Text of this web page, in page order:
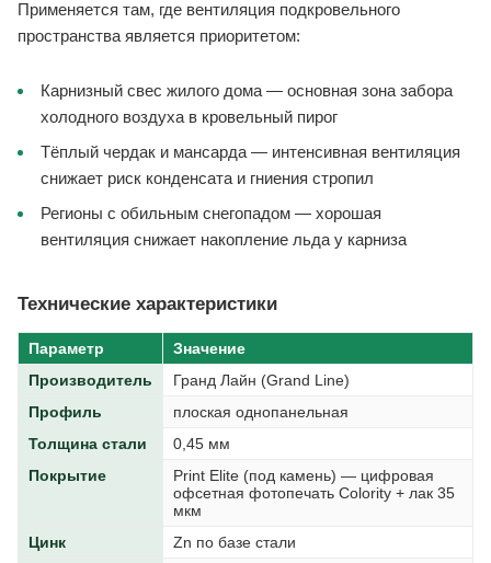
Применяется там, где вентиляция подкровельного
пространства является приоритетом:
Карнизный свес жилого дома — основная зона забора
холодного воздуха в кровельный пирог
Тёплый чердак и мансарда — интенсивная вентиляция
снижает риск конденсата и гниения стропил
Регионы с обильным снегопадом — хорошая
вентиляция снижает накопление льда у карниза
Технические характеристики
Параметр
Значение
Производитель
Гранд Лайн (Grand Line)
Профиль
плоская однопанельная
Толщина стали
0,45 мм
Покрытие
Print Elite (под камень) — цифровая
офсетная фотопечать Colority + лак 35
мкм
Цинк
Zn по базе стали